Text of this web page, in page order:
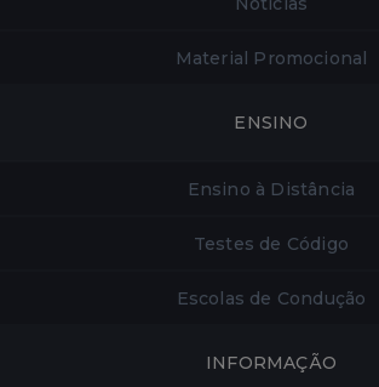
Material Promocional
ENSINO
Ensino à Distância
Testes de Código
Escolas de Condução
INFORMAÇÃO